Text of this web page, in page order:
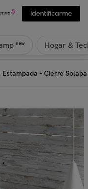
Identificarme
new Hogar &
Estampada - Cierre